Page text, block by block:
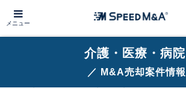
メニュー
介護・医療・病院
／ M&A売却案件情報